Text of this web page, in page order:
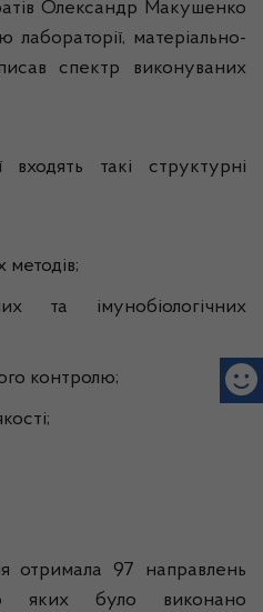
Олександр Макушенко
лабораторії, матеріально-
спектр виконуваних
такі структурні
методів;
та імунобіологічних
контролю;
отримала 97 направлень
яких було виконано